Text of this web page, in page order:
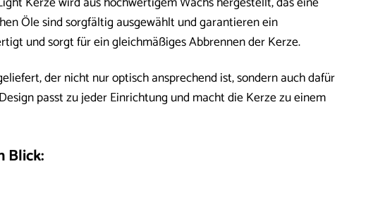
Öle sind sorgfältig ausgewählt und garantieren ein
und sorgt für ein gleichmäßiges Abbrennen der Kerze.
der nicht nur optisch ansprechend ist, sondern auch dafür
passt zu jeder Einrichtung und macht die Kerze zu einem
Blick: